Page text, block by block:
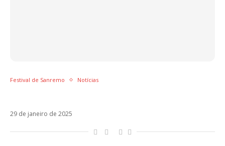
Festival de Sanremo Notícias
29 de janeiro de 2025